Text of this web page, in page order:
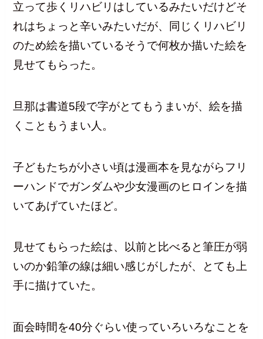
立って歩くリハビリはしているみたいだけどそ
れはちょっと辛いみたいだが、同じくリハビリ
のため絵を描いているそうで何枚か描いた絵を
見せてもらった。
旦那は書道5段で字がとてもうまいが、絵を描
くこともうまい人。
子どもたちが小さい頃は漫画本を見ながらフリ
ーハンドでガンダムや少女漫画のヒロインを描
いてあげていたほど。
見せてもらった絵は、以前と比べると筆圧が弱
いのか鉛筆の線は細い感じがしたが、とても上
手に描けていた。
面会時間を40分ぐらい使っていろいろなことを